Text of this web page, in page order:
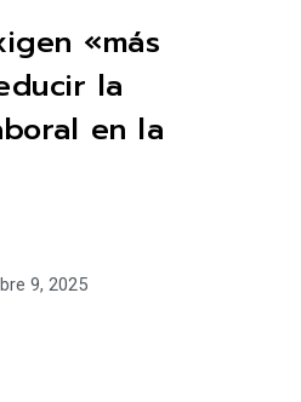
«más
la
en la
9, 2025